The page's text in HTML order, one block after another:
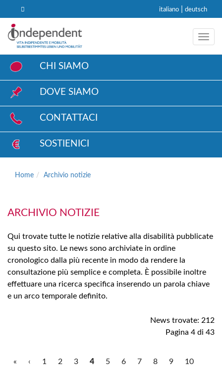
italiano deutsch
CHI SIAMO
DOVE SIAMO
CONTATTACI
SOSTIENICI
Home Archivio notizie
ARCHIVIO NOTIZIE
Qui trovate tutte le notizie relative alla disabilità pubblicate
su questo sito. Le news sono archiviate in ordine
cronologico dalla più recente in modo da rendere la
consultazione più semplice e completa. È possibile inoltre
effettuare una ricerca specifica inserendo un parola chiave
e un arco temporale definito.
News trovate: 212
Pagina 4 di 43
« ‹ 1 2 3 4 5 6 7 8 9 10